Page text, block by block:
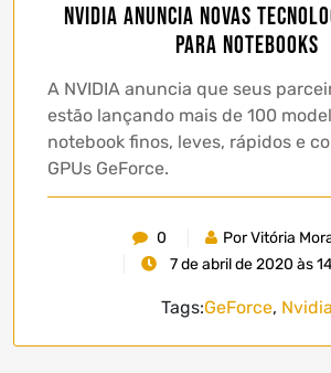
NVIDIA anuncia novas
para notebooks
A NVIDIA anuncia que seus
estão lançando mais de 100
notebook finos, leves, rápidos e
GPUs GeForce.
0
Por Vitória
7 de abril de 2020 às
Tags:GeForce, Nvidia